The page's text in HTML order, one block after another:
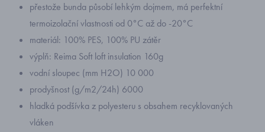
přestože bunda působí lehkým dojmem, má perfektní
termoizolační vlastnosti od 0°C až do -20°C
materiál: 100% PES, 100% PU zátěr
výplň: Reima Soft loft insulation 160g
vodní sloupec (mm H2O) 10 000
prodyšnost (g/m2/24h) 6000
hladká podšívka z polyesteru s obsahem recyklovaných
vláken